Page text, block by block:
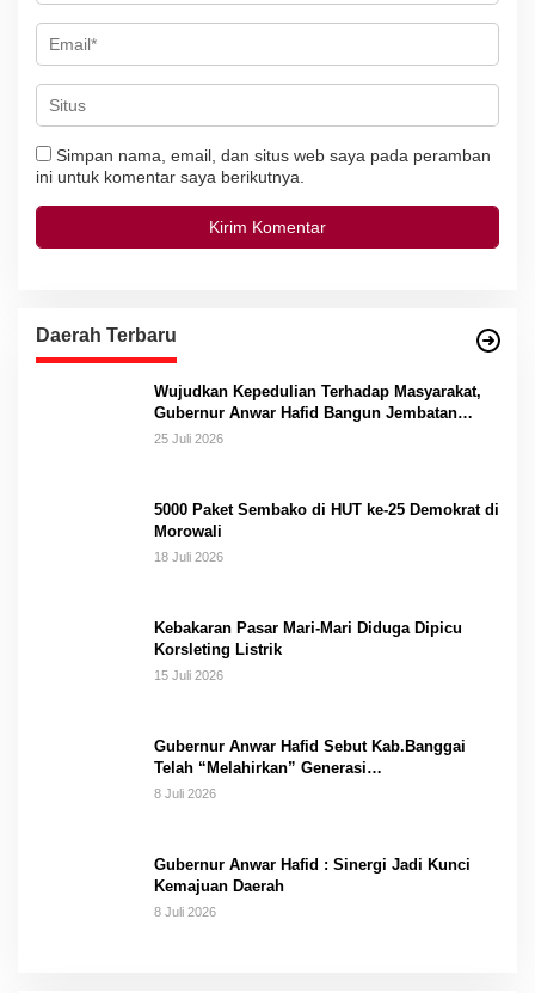
Simpan nama, email, dan situs web saya pada peramban
ini untuk komentar saya berikutnya.
Daerah Terbaru
Wujudkan Kepedulian Terhadap Masyarakat,
Gubernur Anwar Hafid Bangun Jembatan
Gantung Masungkang dengan Dana Pribadi
25 Juli 2026
5000 Paket Sembako di HUT ke-25 Demokrat di
Morowali
18 Juli 2026
Kebakaran Pasar Mari-Mari Diduga Dipicu
Korsleting Listrik
15 Juli 2026
Gubernur Anwar Hafid Sebut Kab.Banggai
Telah “Melahirkan” Generasi…
8 Juli 2026
Gubernur Anwar Hafid : Sinergi Jadi Kunci
Kemajuan Daerah
8 Juli 2026